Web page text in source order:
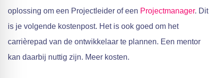
oplossing om een Projectleider of een Projectmanager. Dit
is je volgende kostenpost. Het is ook goed om het
carrièrepad van de ontwikkelaar te plannen. Een mentor
kan daarbij nuttig zijn. Meer kosten.